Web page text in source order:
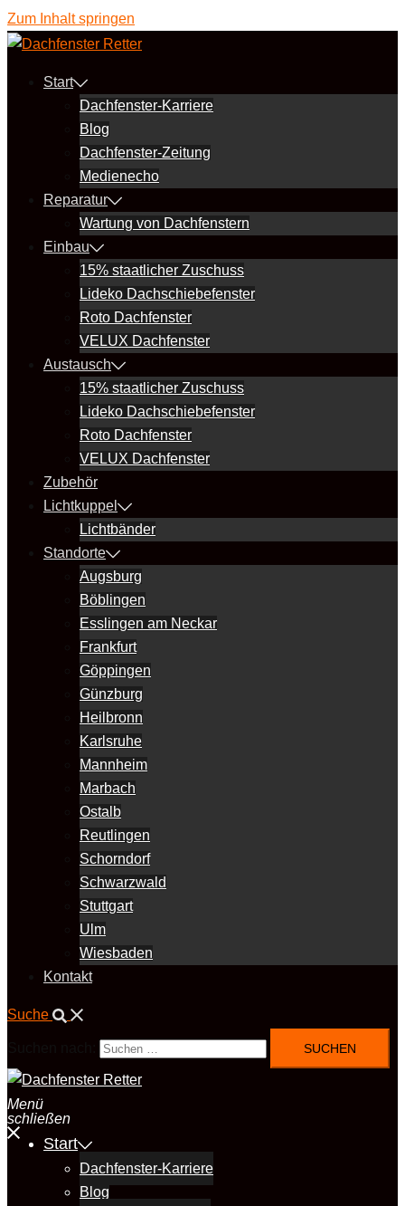
Zum Inhalt springen
Start
Dachfenster-Karriere
Blog
Dachfenster-Zeitung
Medienecho
Reparatur
Wartung von Dachfenstern
Einbau
15% staatlicher Zuschuss
Lideko Dachschiebefenster
Roto Dachfenster
VELUX Dachfenster
Austausch
15% staatlicher Zuschuss
Lideko Dachschiebefenster
Roto Dachfenster
VELUX Dachfenster
Zubehör
Lichtkuppel
Lichtbänder
Standorte
Augsburg
Böblingen
Esslingen am Neckar
Frankfurt
Göppingen
Günzburg
Heilbronn
Karlsruhe
Mannheim
Marbach
Ostalb
Reutlingen
Schorndorf
Schwarzwald
Stuttgart
Ulm
Wiesbaden
Kontakt
Suche
Menü
schließen
Start
Dachfenster-Karriere
Blog